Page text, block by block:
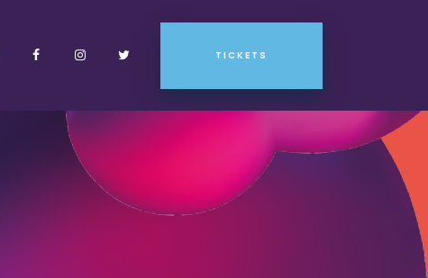
TICKETS